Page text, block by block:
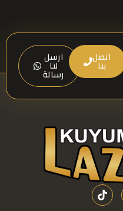
اتصل
بنا
ارسل
لنا
رسالة